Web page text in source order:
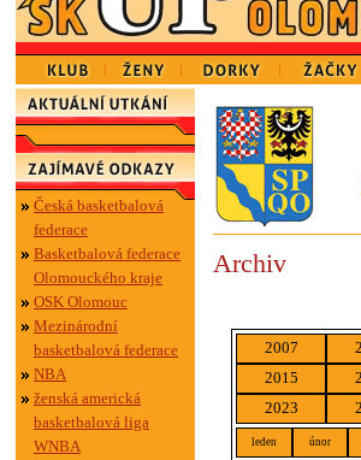
Česká basketbalová
federace
Basketbalová federace
Olomouckého kraje
OSK Olomouc
Mezinárodní
basketbalová federace
NBA
ženská americká
basketbalová liga
WNBA
Archiv
2007
2015
2023
leden únor